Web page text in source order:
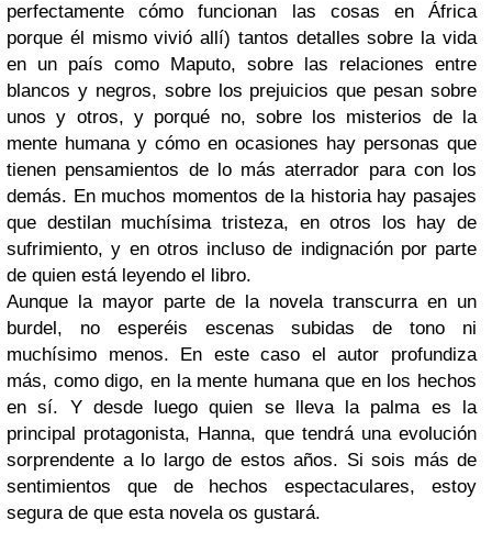
perfectamente cómo funcionan las cosas en África
porque él mismo vivió allí) tantos detalles sobre la vida
en un país como Maputo, sobre las relaciones entre
blancos y negros, sobre los prejuicios que pesan sobre
unos y otros, y porqué no, sobre los misterios de la
mente humana y cómo en ocasiones hay personas que
tienen pensamientos de lo más aterrador para con los
demás. En muchos momentos de la historia hay pasajes
que destilan muchísima tristeza, en otros los hay de
sufrimiento, y en otros incluso de indignación por parte
de quien está leyendo el libro.
Aunque la mayor parte de la novela transcurra en un
burdel, no esperéis escenas subidas de tono ni
muchísimo menos. En este caso el autor profundiza
más, como digo, en la mente humana que en los hechos
en sí. Y desde luego quien se lleva la palma es la
principal protagonista, Hanna, que tendrá una evolución
sorprendente a lo largo de estos años. Si sois más de
sentimientos que de hechos espectaculares, estoy
segura de que esta novela os gustará.